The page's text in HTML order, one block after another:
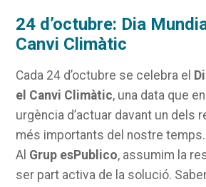
24 d’octubre: Dia
Canvi Climàtic
Cada 24 d’octubre se celebra el
el Canvi Climàtic, una data que
urgència d’actuar davant un dels
més importants del nostre temps.
Al Grup esPublico, assumim la
ser part activa de la solució.